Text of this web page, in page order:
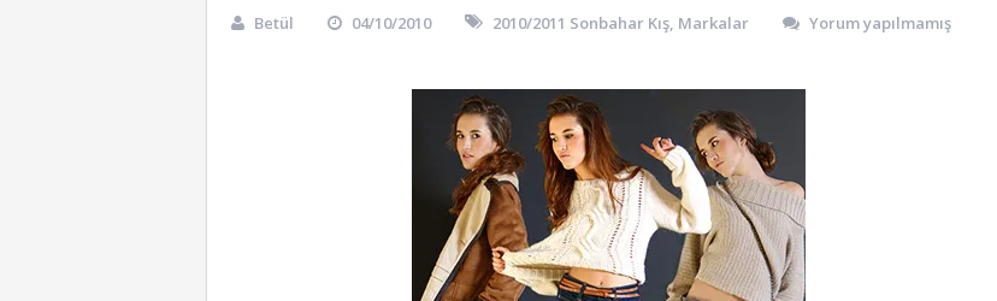
Betül 04/10/2010 2010/2011 Sonbahar Kış, Markalar Yorum yapılmamış